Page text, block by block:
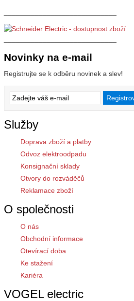
Novinky na e-mail
Registrujte se k odběru novinek a slev!
Služby
Doprava zboží a platby
Odvoz elektroodpadu
Konsignační sklady
Otvory do rozváděčů
Reklamace zboží
O společnosti
O nás
Obchodní informace
Otevírací doba
Ke stažení
Kariéra
VOGEL electric